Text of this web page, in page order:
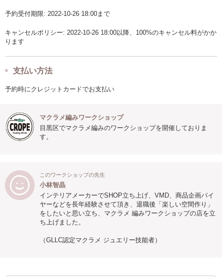
予約受付期限: 2022-10-26 18:00まで
キャンセルポリシー: 2022-10-26 18:00以降、100%のキャンセル料がかか
ります
支払い方法
予約時にクレジットカードでお支払い
マクラメ編みワークショップ
目黒区でマクラメ編みのワークショップを開催しておりま
す。
このワークショップの先生
小林智晶
インテリアメーカーでSHOP立ち上げ、VMD、商品企画バイ
ヤーなどを長年経験させて頂き、退職後「楽しい空間作り」
をしたいと思い立ち、マクラメ 編みワークショップの店を立
ち上げました。
（GLLC認定マクラメ ジュエリー技能者）